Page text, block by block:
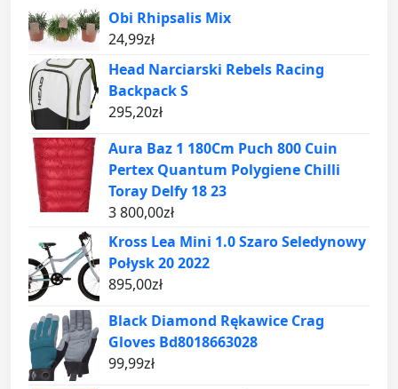
Obi Rhipsalis Mix
24,99zł
Head Narciarski Rebels Racing
Backpack S
295,20zł
Aura Baz 1 180Cm Puch 800 Cuin
Pertex Quantum Polygiene Chilli
Toray Delfy 18 23
3 800,00zł
Kross Lea Mini 1.0 Szaro Seledynowy
Połysk 20 2022
895,00zł
Black Diamond Rękawice Crag
Gloves Bd8018663028
99,99zł